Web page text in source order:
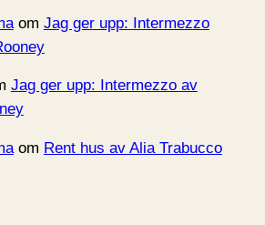
om Jag ger upp: Intermezzo
Jag ger upp: Intermezzo av
om Rent hus av Alia Trabucco